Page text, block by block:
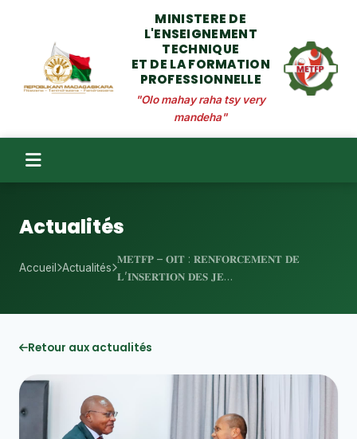
MINISTERE DE
L'ENSEIGNEMENT
TECHNIQUE
ET DE LA FORMATION
PROFESSIONNELLE
"Olo mahay raha tsy very
mandeha"
Actualités
Accueil Actualités
𝐌𝐄𝐓𝐅𝐏 – 𝐎𝐈𝐓 : 𝐑𝐄𝐍𝐅𝐎𝐑𝐂𝐄𝐌𝐄𝐍𝐓 𝐃𝐄
𝐋’𝐈𝐍𝐒𝐄𝐑𝐓𝐈𝐎𝐍 𝐃𝐄𝐒 𝐉𝐄…
Retour aux actualités